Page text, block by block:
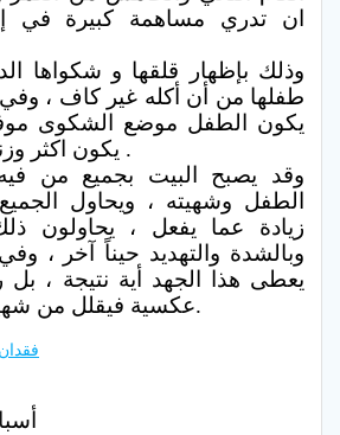
ان تدري مساهمة كبيرة في
وذلك بإظهار قلقها و شكواها
طفلها من أن أكله غير كاف ،
يكون الطفل موضع الشكوى
يكون اكثر وزناً مما ينبغي لسنه .
وقد يصبح البيت بجميع من
الطفل وشهيته ، ويحاول
زيادة عما يفعل ، يحاولون
وبالشدة والتهديد حيناً آخر ،
يعطى هذا الجهد أية نتيجة ، بل
عكسية فيقلل من شهية الطفل للطعام.